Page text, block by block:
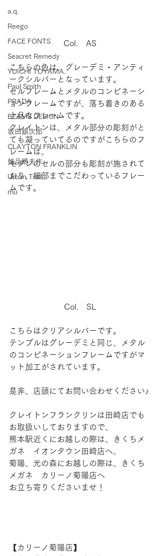
a.q.
Reego
FACE FONTS
Seacret Remedy
YUICHI TOYAMA.
Paul Smith
PRADA
BEAMS DESIGN
坂田銀次郎
CLAYTON FRANKLIN
銘品晴夫作
Urban Trail
mu
Col.　AS
こちらの色は、グレーデミ・アンティ
ークシルバーとなっています。
セルフレームとメタルのコンビネーシ
ョンフレームですが、落ち着きのある
上品なフレームです。
クレイトンは、メタル部分の彫刻がと
ても凝っていてるのですがこちらのフ
レームは、
モダンのセルの部分も彫刻が施されて
おり、細部までこだわっているフレー
ムです。
Col.　SL
こちらはクリアシルバーです。
テンプルはグレーデミと同じ、メタル
のコンビネーションフレームですがマ
ット加工がされています。
是非、店頭にてお問い合わせください♪
クレイトンフランクリンは田崎店でも
お取扱いしておりますので、
熊本駅近くにお越しの際は、きくちメ
ガネ　イオンタウン田崎店へ、
菊陽、光の森にお越しの際は、きくち
メガネ　カリーノ菊陽店へ
お立ち寄りくださいませ！
【​カリーノ菊陽店】